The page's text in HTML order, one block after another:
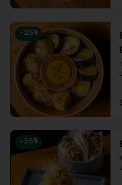
-25 %
-35 %